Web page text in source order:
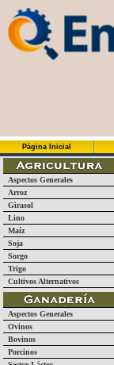
Página Inicial
Aspectos Generales
Arroz
Girasol
Lino
Maíz
Soja
Sorgo
Trigo
Cultivos Alternativos
Aspectos Generales
Ovinos
Bovinos
Porcinos